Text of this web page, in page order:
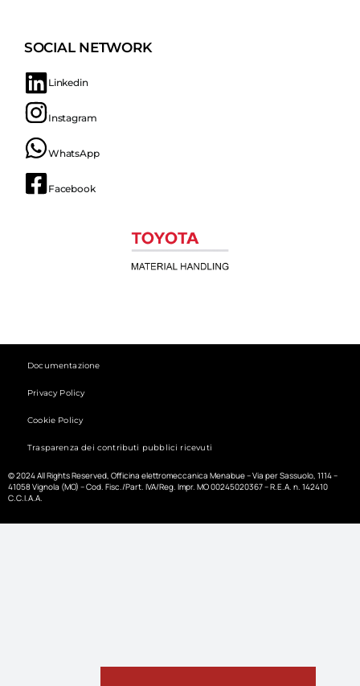
SOCIAL NETWORK
Linkedin
Instagram
WhatsApp
Facebook
Documentazione
Privacy Policy
Cookie Policy
Trasparenza dei contributi pubblici ricevuti
© 2024 All Rights Reserved, Officina elettromeccanica Menabue – Via per Sassuolo, 1114 –
41058 Vignola (MO) – Cod. Fisc./Part. IVA/Reg. Impr. MO 00245020367 – R.E.A. n. 142410
C.C.I.A.A.